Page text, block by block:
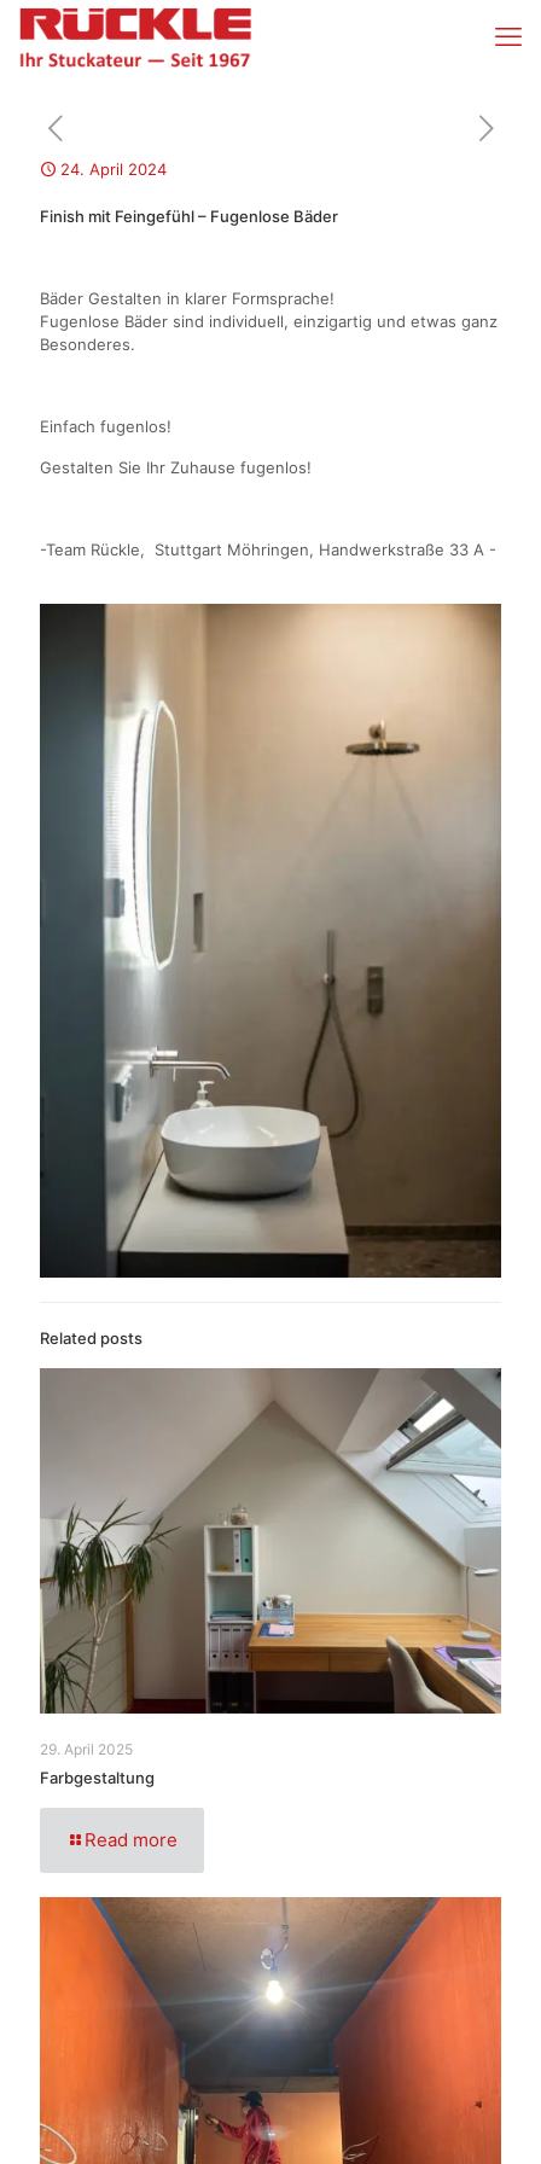
24. April 2024
Finish mit Feingefühl – Fugenlose Bäder
Bäder Gestalten in klarer Formsprache!
Fugenlose Bäder sind individuell, einzigartig und etwas ganz
Besonderes.
Einfach fugenlos!
Gestalten Sie Ihr Zuhause fugenlos!
-Team Rückle, Stuttgart Möhringen, Handwerkstraße 33 A -
Related posts
29. April 2025
Farbgestaltung
Read more